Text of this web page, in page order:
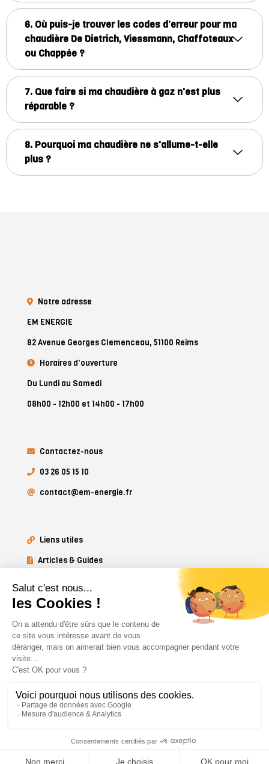
6. Où puis-je trouver les codes d’erreur pour ma
chaudière De Dietrich, Viessmann, Chaffoteaux
ou Chappée ?
7. Que faire si ma chaudière à gaz n'est plus
réparable ?
8. Pourquoi ma chaudière ne s'allume-t-elle
plus ?
Notre adresse
EM ENERGIE
82 Avenue Georges Clemenceau, 51100 Reims
Horaires d'ouverture
Du Lundi au Samedi
08h00 - 12h00 et 14h00 - 17h00
Contactez-nous
03 26 05 15 10
contact@em-energie.fr
Liens utiles
Articles & Guides